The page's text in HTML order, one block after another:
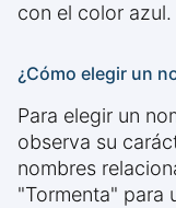
con el color azul.
¿Cómo elegir un
Para elegir un
observa su
nombres
"Tormenta" para